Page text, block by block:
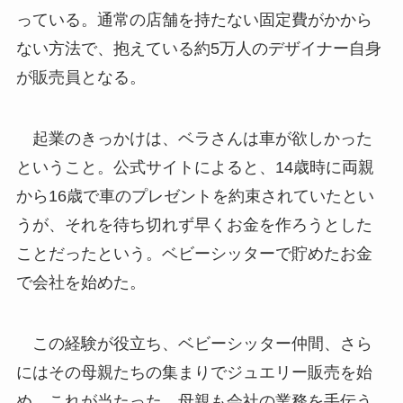
っている。通常の店舗を持たない固定費がかから
ない方法で、抱えている約5万人のデザイナー自身
が販売員となる。
起業のきっかけは、ベラさんは車が欲しかった
ということ。公式サイトによると、14歳時に両親
から16歳で車のプレゼントを約束されていたとい
うが、それを待ち切れず早くお金を作ろうとした
ことだったという。ベビーシッターで貯めたお金
で会社を始めた。
この経験が役立ち、ベビーシッター仲間、さら
にはその母親たちの集まりでジュエリー販売を始